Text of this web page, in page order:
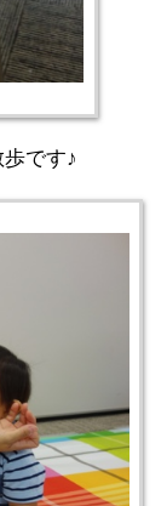
です♪